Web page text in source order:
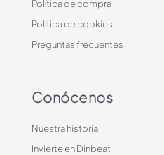
Política de compra
Política de cookies
Preguntas frecuentes
Conócenos
Nuestra historia
Invierte en Dinbeat